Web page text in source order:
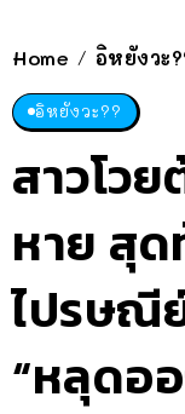
Home / อิหยังวะ
อิหยังวะ??
สาวโว
หาย สุ
ไปรษณี
“หลุดอ